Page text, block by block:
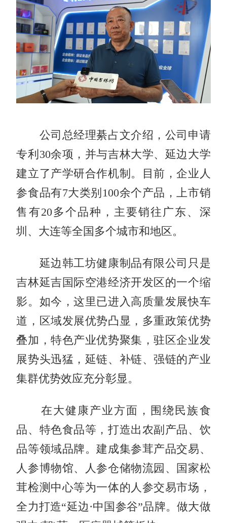
公司总经理綦占文介绍，公司申请
专利30余项，并与吉林大学、延边大学
建立了产学研合作机制。目前，企业人
参食品有7大类别100余个产品，上市销
售有20多个品种，主要销往广东、深
圳、大连等全国多个城市和地区。
延边韩工坊健康制品有限公司只是
吉林延吉国际空港经济开发区的一个缩
影。如今，这里已进入高质量发展快车
道，区域发展优势凸显，多重政策优势
叠加，特色产业优势聚集，驻区企业发
展势头迅猛，延链、补链、强链的产业
集群优势效应充分彰显。
在大健康产业方面，围绕民族食
品、特色食品等，打造出农副产品、饮
品等领域品牌。建成集参茸产品交易、
人参博物馆、人参仓储物流园、国家松
茸检测中心等为一体的人参交易市场，
全力打造“延边·中国参谷”品牌。做大做